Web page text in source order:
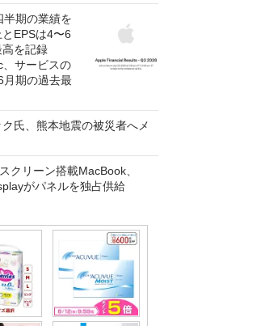
半期の業績を
EPSは4〜6
高を記録
サービスの
月期の過去最
氏、熊本地震の被災者へメ
クリーン搭載MacBook、
がパネルを独占供給